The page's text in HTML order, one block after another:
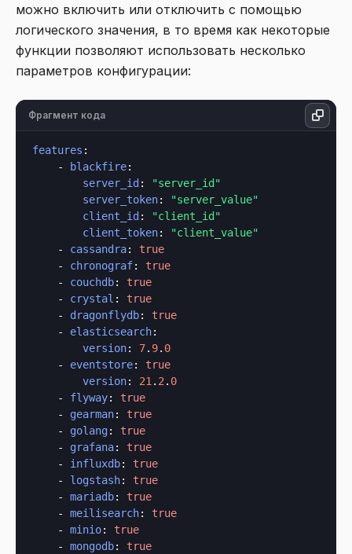
можно включить или отключить с помощью
логического значения, в то время как некоторые
функции позволяют использовать несколько
параметров конфигурации:
Фрагмент кода
features :
    -
blackfire:
server_id :
"server_id"
server_token:
"server_value"
client_id :
"client_id"
client_token:
"client_value"
    -
cassandra: true
    -
chronograf: true
    -
couchdb: true
    -
crystal : true
    -
dragonflydb: true
    -
elasticsearch:
version: 7. 9. 0
    -
eventstore: true
version: 21 . 2 . 0
    -
flyway: true
    -
gearman: true
    -
golang: true
    -
grafana: true
    -
influxdb: true
    -
logstash: true
    -
mariadb: true
    -
meilisearch: true
    -
minio: true
    -
mongodb: true